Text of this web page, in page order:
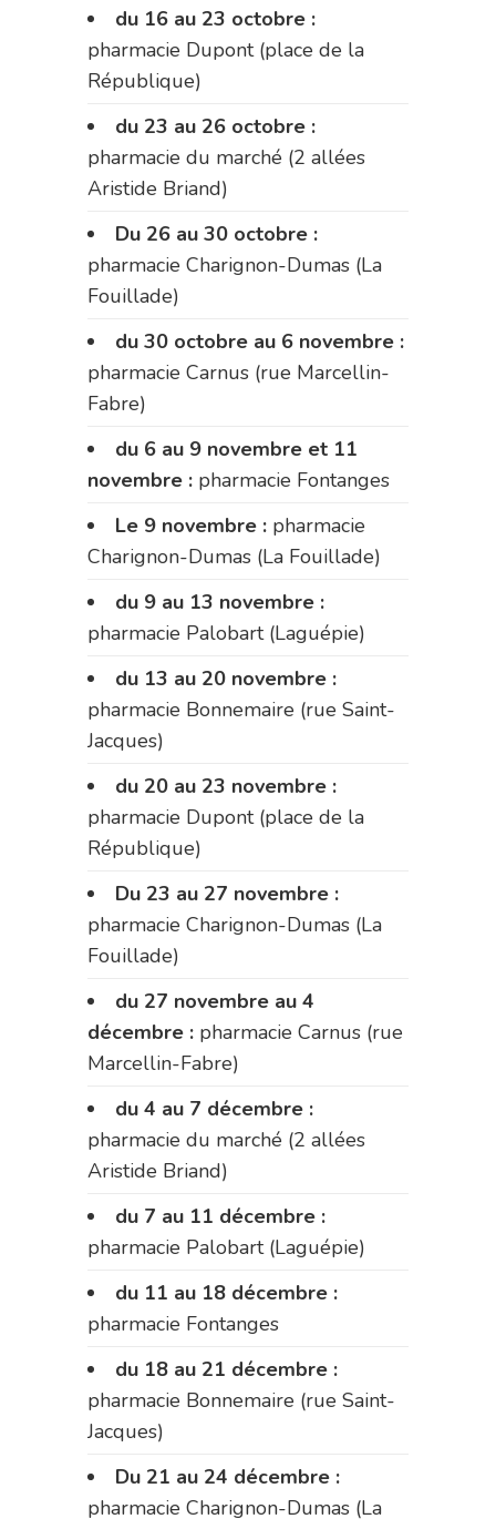
du 16 au 23 octobre :
pharmacie Dupont (place de la
République)
du 23 au 26 octobre :
pharmacie du marché (2 allées
Aristide Briand)
Du 26 au 30 octobre :
pharmacie Charignon-Dumas (La
Fouillade)
du 30 octobre au 6 novembre :
pharmacie Carnus (rue Marcellin-
Fabre)
du 6 au 9 novembre et 11
novembre : pharmacie Fontanges
Le 9 novembre : pharmacie
Charignon-Dumas (La Fouillade)
du 9 au 13 novembre :
pharmacie Palobart (Laguépie)
du 13 au 20 novembre :
pharmacie Bonnemaire (rue Saint-
Jacques)
du 20 au 23 novembre :
pharmacie Dupont (place de la
République)
Du 23 au 27 novembre :
pharmacie Charignon-Dumas (La
Fouillade)
du 27 novembre au 4
décembre : pharmacie Carnus (rue
Marcellin-Fabre)
du 4 au 7 décembre :
pharmacie du marché (2 allées
Aristide Briand)
du 7 au 11 décembre :
pharmacie Palobart (Laguépie)
du 11 au 18 décembre :
pharmacie Fontanges
du 18 au 21 décembre :
pharmacie Bonnemaire (rue Saint-
Jacques)
Du 21 au 24 décembre :
pharmacie Charignon-Dumas (La